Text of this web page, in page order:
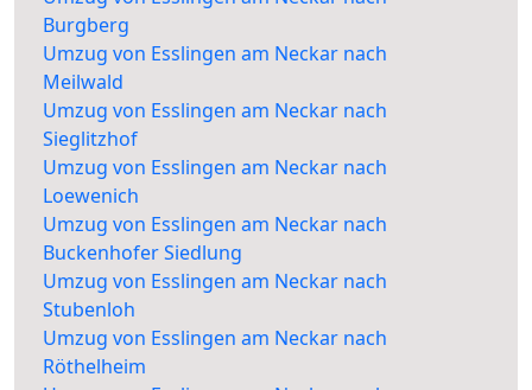
Burgberg
Umzug von Esslingen am Neckar nach
Meilwald
Umzug von Esslingen am Neckar nach
Sieglitzhof
Umzug von Esslingen am Neckar nach
Loewenich
Umzug von Esslingen am Neckar nach
Buckenhofer Siedlung
Umzug von Esslingen am Neckar nach
Stubenloh
Umzug von Esslingen am Neckar nach
Röthelheim